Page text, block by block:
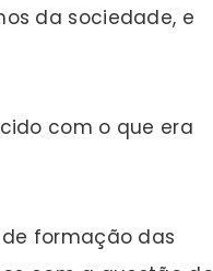
da sociedade, e
com o que era
formação das